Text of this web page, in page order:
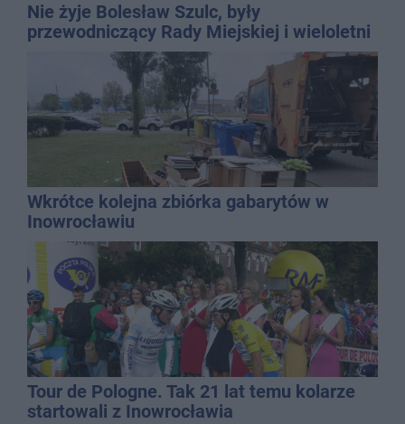
Nie żyje Bolesław Szulc, były
przewodniczący Rady Miejskiej i wieloletni
dyrektor SP 14
Wkrótce kolejna zbiórka gabarytów w
Inowrocławiu
Tour de Pologne. Tak 21 lat temu kolarze
startowali z Inowrocławia